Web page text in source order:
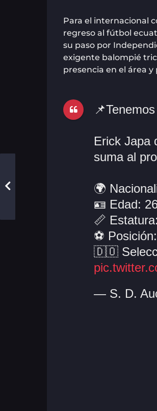
Para el internacional
regreso al fútbol
su paso por
exigente balompié
presencia en el área
Erick Japa
suma al
🌍
🪪 Edad:
📏
⚽
🇩🇴
— S. D.